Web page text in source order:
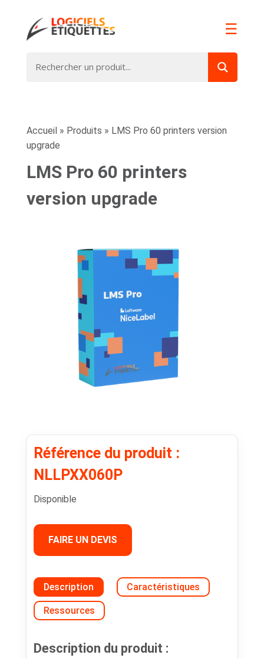
☰
Accueil » Produits » LMS Pro 60 printers version
upgrade
LMS Pro 60 printers
version upgrade
Référence du produit :
NLLPXX060P
Disponible
FAIRE UN DEVIS
Description Caractéristiques
Ressources
Description du produit :